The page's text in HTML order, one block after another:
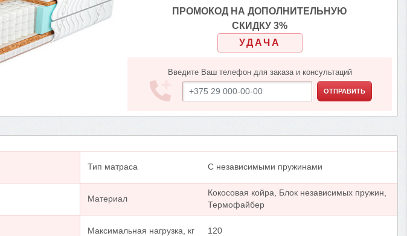
ПРОМОКОД НА ДОПОЛНИТЕЛЬНУЮ
СКИДКУ 3%
УДАЧА
Введите Ваш телефон для заказа и консультаций
ОТПРАВИТЬ
Тип матраса С независимыми пружинами
Материал
Кокосовая койра, Блок независимых пружин,
Термофайбер
Максимальная нагрузка, кг 120